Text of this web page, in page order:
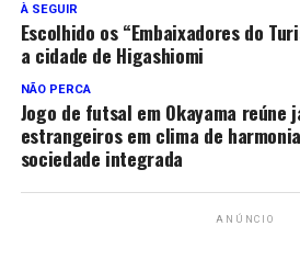
À SEGUIR
Escolhido os “Embaixadores do
a cidade de Higashiomi
NÃO PERCA
Jogo de futsal em Okayama reúne
estrangeiros em clima de
sociedade integrada
ANÚNCIO